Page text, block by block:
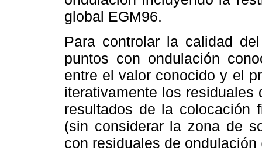
global EGM96.
Para controlar la calidad
puntos con ondulación
entre el valor conocido y el
iterativamente los
resultados de la colocación
(sin considerar la zona de
con residuales de ondulación